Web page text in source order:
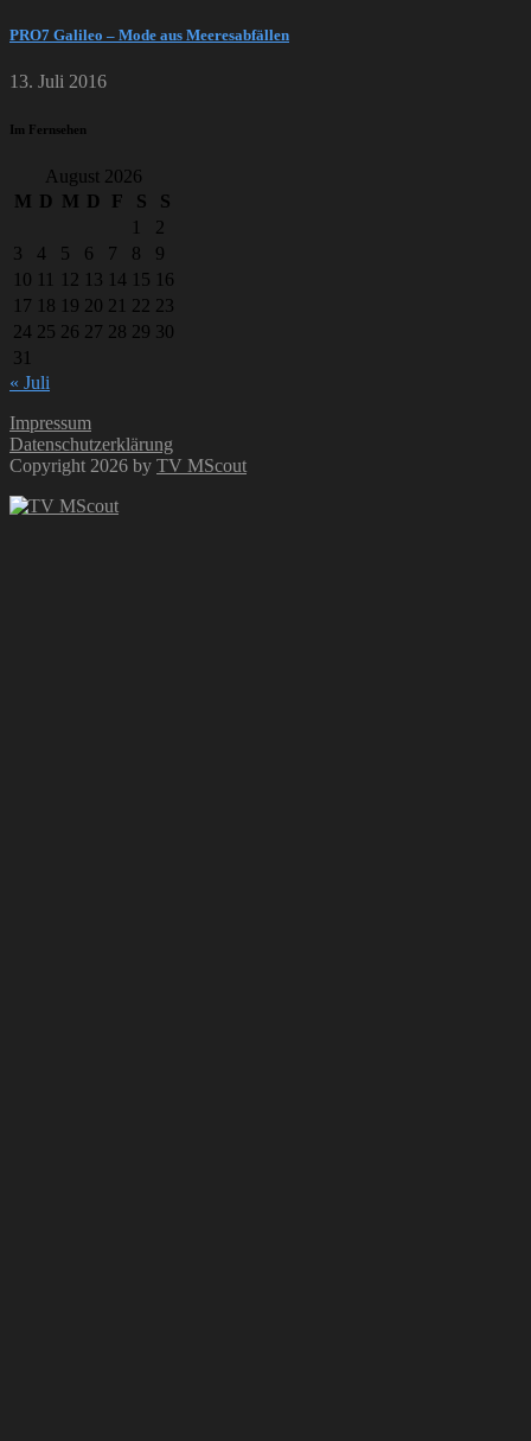
PRO7 Galileo – Mode aus Meeresabfällen
13. Juli 2016
Im Fernsehen
August 2026
M D M D F S
S
1
2
3
4 5 6 7 8
9
10 11 12 13 14 15 16
17 18 19 20 21 22 23
24 25 26 27 28 29 30
31
« Juli
Impressum
Datenschutzerklärung
Copyright 2026 by TV MScout